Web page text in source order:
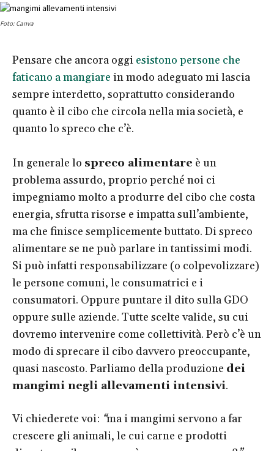
Foto: Canva
Pensare che ancora oggi esistono persone che
faticano a mangiare in modo adeguato mi lascia
sempre interdetto, soprattutto considerando
quanto è il cibo che circola nella mia società, e
quanto lo spreco che c’è.
In generale lo spreco alimentare è un
problema assurdo, proprio perché noi ci
impegniamo molto a produrre del cibo che costa
energia, sfrutta risorse e impatta sull’ambiente,
ma che finisce semplicemente buttato. Di spreco
alimentare se ne può parlare in tantissimi modi.
Si può infatti responsabilizzare (o colpevolizzare)
le persone comuni, le consumatrici e i
consumatori. Oppure puntare il dito sulla GDO
oppure sulle aziende. Tutte scelte valide, su cui
dovremo intervenire come collettività. Però c’è un
modo di sprecare il cibo davvero preoccupante,
quasi nascosto. Parliamo della produzione dei
mangimi negli allevamenti intensivi.
Vi chiederete voi: “ma i mangimi servono a far
crescere gli animali, le cui carne e prodotti